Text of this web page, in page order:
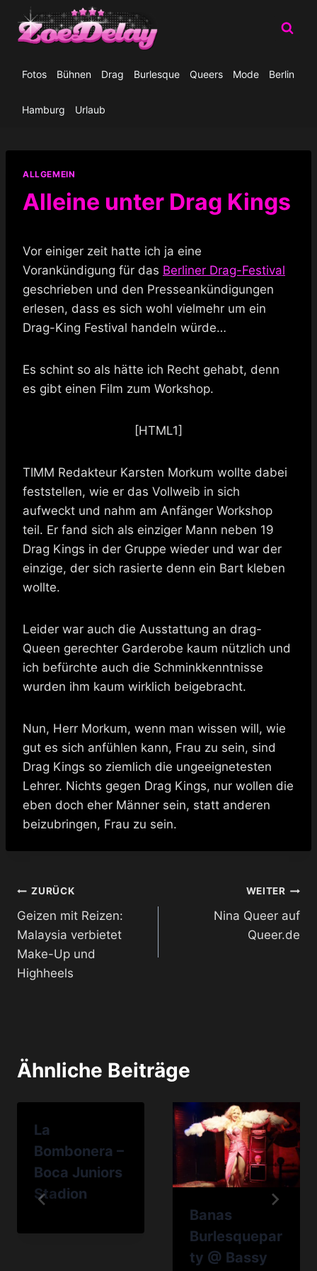
Inhalt
springen
Fotos Bühnen Drag Burlesque Queers Mode Berlin
Hamburg Urlaub
ALLGEMEIN
Alleine unter Drag Kings
Vor einiger zeit hatte ich ja eine
Vorankündigung für das Berliner Drag-Festival
geschrieben und den Presseankündigungen
erlesen, dass es sich wohl vielmehr um ein
Drag-King Festival handeln würde…
Es schint so als hätte ich Recht gehabt, denn
es gibt einen Film zum Workshop.
[HTML1]
TIMM Redakteur Karsten Morkum wollte dabei
feststellen, wie er das Vollweib in sich
aufweckt und nahm am Anfänger Workshop
teil. Er fand sich als einziger Mann neben 19
Drag Kings in der Gruppe wieder und war der
einzige, der sich rasierte denn ein Bart kleben
wollte.
Leider war auch die Ausstattung an drag-
Queen gerechter Garderobe kaum nützlich und
ich befürchte auch die Schminkkenntnisse
wurden ihm kaum wirklich beigebracht.
Nun, Herr Morkum, wenn man wissen will, wie
gut es sich anfühlen kann, Frau zu sein, sind
Drag Kings so ziemlich die ungeeignetesten
Lehrer. Nichts gegen Drag Kings, nur wollen die
eben doch eher Männer sein, statt anderen
beizubringen, Frau zu sein.
Beitragsnavigation
ZURÜCK
Geizen mit Reizen:
Malaysia verbietet
Make-Up und
Highheels
WEITER
Nina Queer auf
Queer.de
Ähnliche Beiträge
La
Bombonera –
Boca Juniors
Stadion
Banas
Burlesquepar
ty @ Bassy